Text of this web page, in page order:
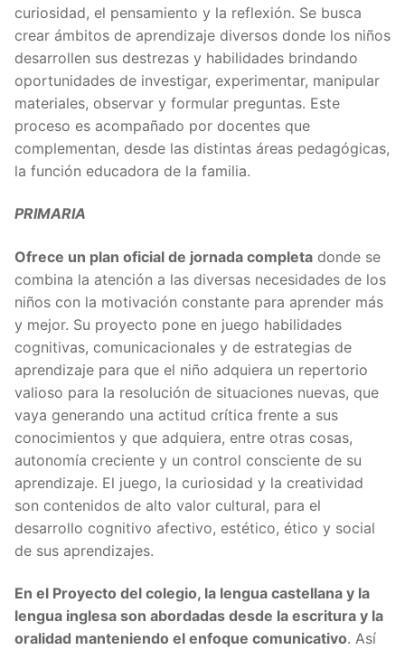
curiosidad, el pensamiento y la reflexión. Se busca
crear ámbitos de aprendizaje diversos donde los niños
desarrollen sus destrezas y habilidades brindando
oportunidades de investigar, experimentar, manipular
materiales, observar y formular preguntas. Este
proceso es acompañado por docentes que
complementan, desde las distintas áreas pedagógicas,
la función educadora de la familia.
PRIMARIA
Ofrece un plan oficial de jornada completa donde se
combina la atención a las diversas necesidades de los
niños con la motivación constante para aprender más
y mejor. Su proyecto pone en juego habilidades
cognitivas, comunicacionales y de estrategias de
aprendizaje para que el niño adquiera un repertorio
valioso para la resolución de situaciones nuevas, que
vaya generando una actitud crítica frente a sus
conocimientos y que adquiera, entre otras cosas,
autonomía creciente y un control consciente de su
aprendizaje. El juego, la curiosidad y la creatividad
son contenidos de alto valor cultural, para el
desarrollo cognitivo afectivo, estético, ético y social
de sus aprendizajes.
En el Proyecto del colegio, la lengua castellana y la
lengua inglesa son abordadas desde la escritura y la
oralidad manteniendo el enfoque comunicativo. Así